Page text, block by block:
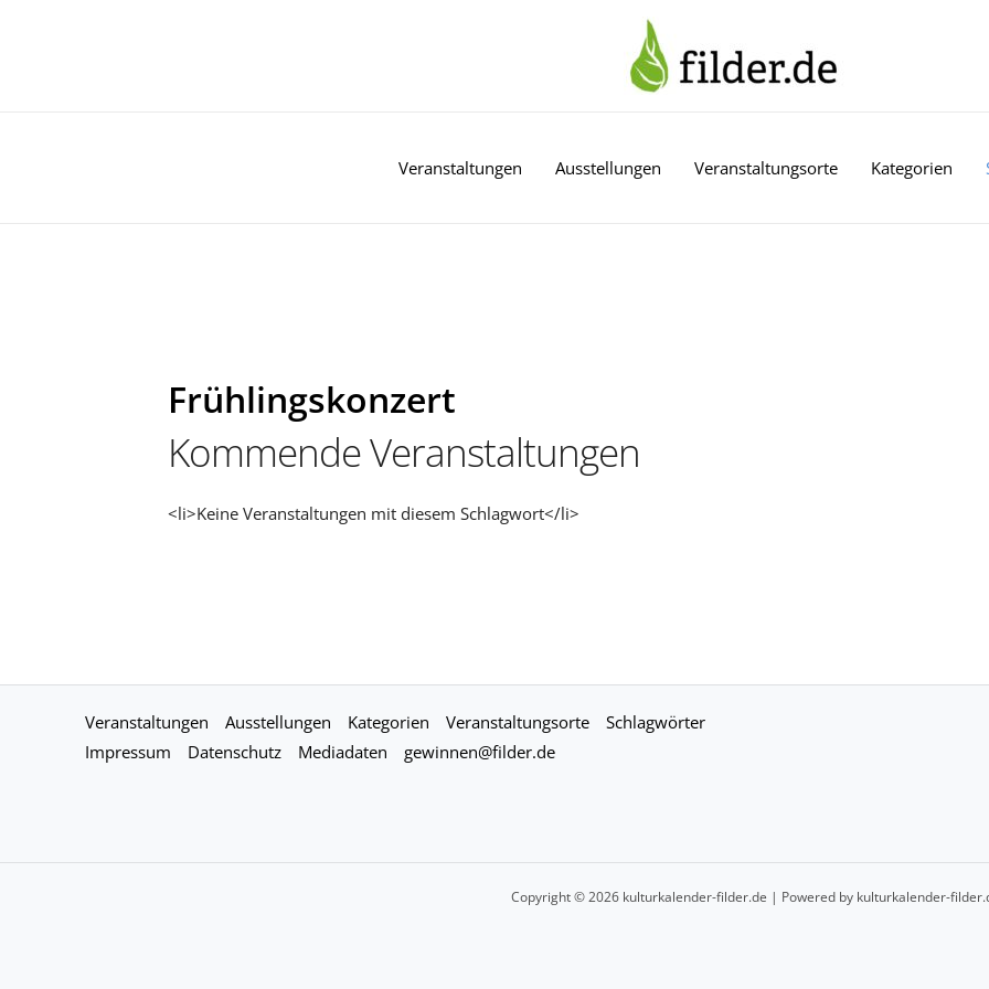
Veranstaltungen Ausstellungen Veranstaltungsorte Kategorien
Frühlingskonzert
Kommende Veranstaltungen
<li>Keine Veranstaltungen mit diesem Schlagwort</li>
Veranstaltungen Ausstellungen Kategorien Veranstaltungsorte
Schlagwörter
Impressum
Datenschutz Mediadaten gewinnen@filder.de
Copyright © 2026 kulturkalender-filder.de | Powered by kulturkalender-